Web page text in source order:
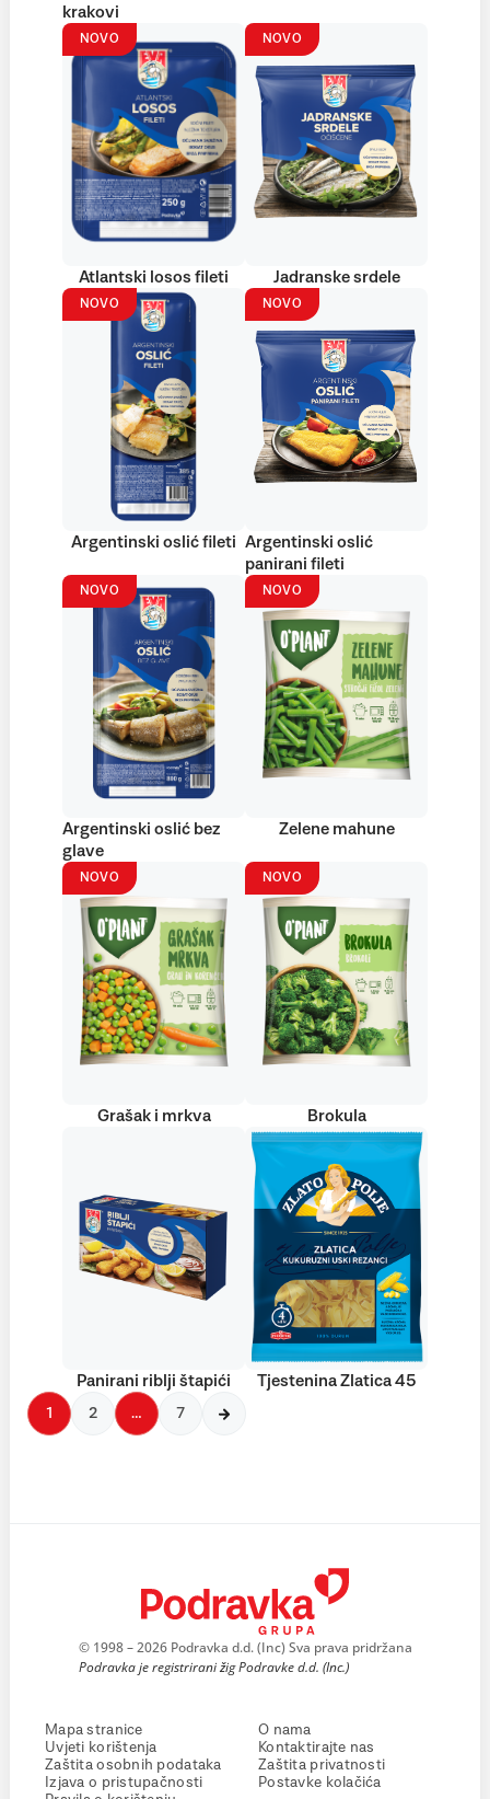
krakovi
NOVO
Atlantski losos fileti
NOVO
Jadranske srdele
NOVO
Argentinski oslić fileti
NOVO
Argentinski oslić
panirani fileti
NOVO
Argentinski oslić bez
glave
NOVO
Zelene mahune
NOVO
Grašak i mrkva
NOVO
Brokula
Panirani riblji štapići Tjestenina Zlatica 45
1 2 … 7
© 1998 – 2026 Podravka d.d. (Inc) Sva prava pridržana
Podravka je registrirani žig Podravke d.d. (Inc.)
Mapa stranice
Uvjeti korištenja
Zaštita osobnih podataka
Izjava o pristupačnosti
O nama
Kontaktirajte nas
Zaštita privatnosti
Postavke kolačića